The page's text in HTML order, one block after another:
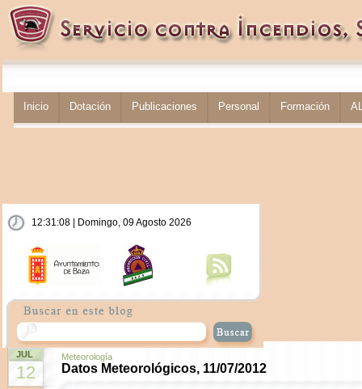
Inicio Dotación Publicaciones Personal Formación
12:31:09 | Domingo, 09 Agosto 2026
JUL
12
Meteorología
Datos Meteorológicos, 11/07/2012